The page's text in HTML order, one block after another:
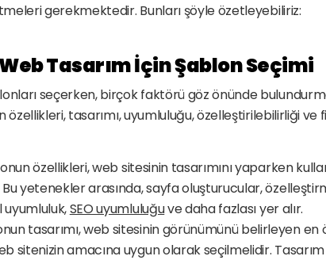
gerekmektedir. Bunları şöyle özetleyebiliriz:
Tasarım İçin Şablon Seçimi
seçerken, birçok faktörü göz önünde
özellikleri, tasarımı, uyumluluğu, özelleştirilebilirliği ve
özellikleri, web sitesinin tasarımını yaparken
yetenekler arasında, sayfa oluşturucular,
SEO uyumluluğu ve daha fazlası yer alır.
tasarımı, web sitesinin görünümünü belirleyen
sitenizin amacına uygun olarak seçilmelidir.